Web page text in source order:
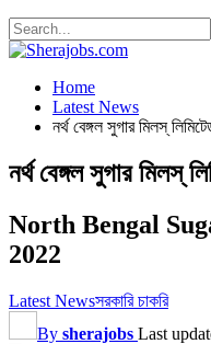
Home
Latest News
নর্থ বেঙ্গল সুগার মিলস্
নর্থ বেঙ্গল সুগার মিলস্
North Bengal
2022
Latest Newsসরকারি চাকরি
By sherajobs Last